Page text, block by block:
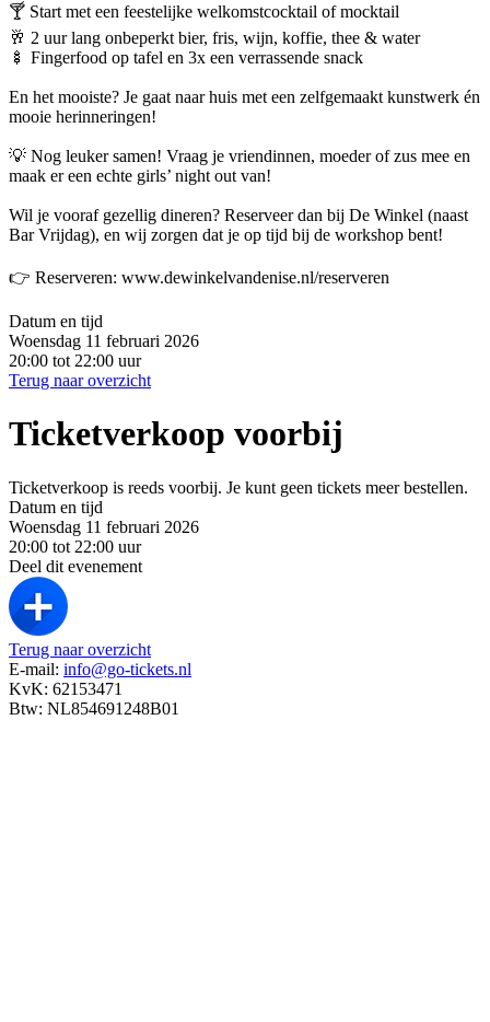
🍸 Start met een feestelijke welkomstcocktail of mocktail
🥂 2 uur lang onbeperkt bier, fris, wijn, koffie, thee & water
🍢 Fingerfood op tafel en 3x een verrassende snack
En het mooiste? Je gaat naar huis met een zelfgemaakt kunstwerk én
mooie herinneringen!
💡 Nog leuker samen! Vraag je vriendinnen, moeder of zus mee en
maak er een echte girls’ night out van!
Wil je vooraf gezellig dineren? Reserveer dan bij De Winkel (naast
Bar Vrijdag), en wij zorgen dat je op tijd bij de workshop bent!
👉 Reserveren: www.dewinkelvandenise.nl/reserveren
Datum en tijd
Woensdag 11 februari 2026
20:00 tot 22:00 uur
Terug naar overzicht
Ticketverkoop voorbij
Ticketverkoop is reeds voorbij. Je kunt geen tickets meer bestellen.
Datum en tijd
Woensdag 11 februari 2026
20:00 tot 22:00 uur
Deel dit evenement
Terug naar overzicht
E-mail: info@go-tickets.nl
KvK: 62153471
Btw: NL854691248B01